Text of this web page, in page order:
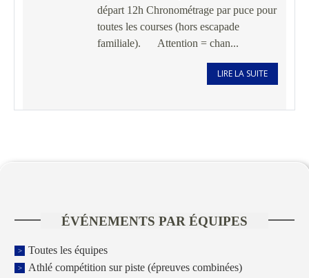
départ 12h Chronométrage par puce pour
toutes les courses (hors escapade
familiale). Attention = chan...
LIRE LA SUITE
ÉVÉNEMENTS PAR ÉQUIPES
Toutes les équipes
Athlé compétition sur piste (épreuves combinées)